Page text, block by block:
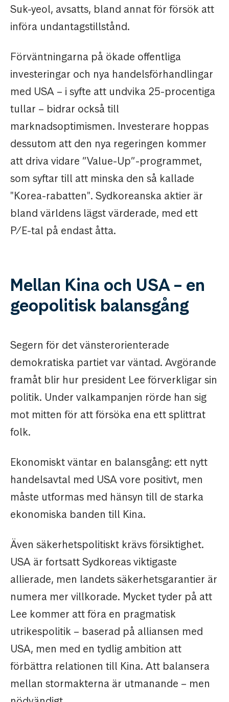
Suk-yeol, avsatts, bland annat för försök att
införa undantagstillstånd.
Förväntningarna på ökade offentliga
investeringar och nya handelsförhandlingar
med USA – i syfte att undvika 25-procentiga
tullar – bidrar också till
marknadsoptimismen. Investerare hoppas
dessutom att den nya regeringen kommer
att driva vidare ”Value-Up”-programmet,
som syftar till att minska den så kallade
"Korea-rabatten". Sydkoreanska aktier är
bland världens lägst värderade, med ett
P/E-tal på endast åtta.
Mellan Kina och USA – en
geopolitisk balansgång
Segern för det vänsterorienterade
demokratiska partiet var väntad. Avgörande
framåt blir hur president Lee förverkligar sin
politik. Under valkampanjen rörde han sig
mot mitten för att försöka ena ett splittrat
folk.
Ekonomiskt väntar en balansgång: ett nytt
handelsavtal med USA vore positivt, men
måste utformas med hänsyn till de starka
ekonomiska banden till Kina.
Även säkerhetspolitiskt krävs försiktighet.
USA är fortsatt Sydkoreas viktigaste
allierade, men landets säkerhetsgarantier är
numera mer villkorade. Mycket tyder på att
Lee kommer att föra en pragmatisk
utrikespolitik – baserad på alliansen med
USA, men med en tydlig ambition att
förbättra relationen till Kina. Att balansera
mellan stormakterna är utmanande – men